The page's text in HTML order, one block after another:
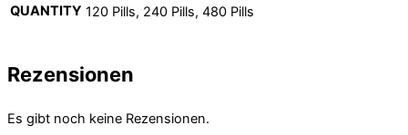
QUANTITY 120 Pills, 240 Pills, 480 Pills
Rezensionen
Es gibt noch keine Rezensionen.